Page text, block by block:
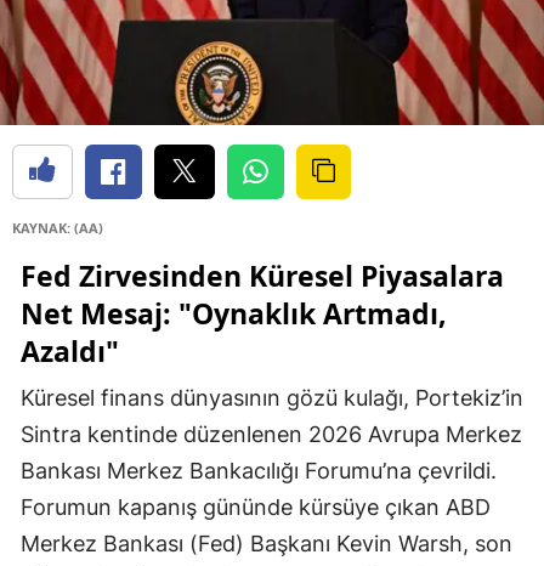
KAYNAK: (AA)
Fed Zirvesinden Küresel Piyasalara
Net Mesaj: "Oynaklık Artmadı,
Azaldı"
Küresel finans dünyasının gözü kulağı, Portekiz’in
Sintra kentinde düzenlenen 2026 Avrupa Merkez
Bankası Merkez Bankacılığı Forumu’na çevrildi.
Forumun kapanış gününde kürsüye çıkan ABD
Merkez Bankası (Fed) Başkanı Kevin Warsh, son